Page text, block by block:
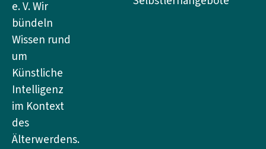
e. V. Wir
bündeln
Wissen rund
um
Künstliche
Intelligenz
im Kontext
des
Älterwerdens.